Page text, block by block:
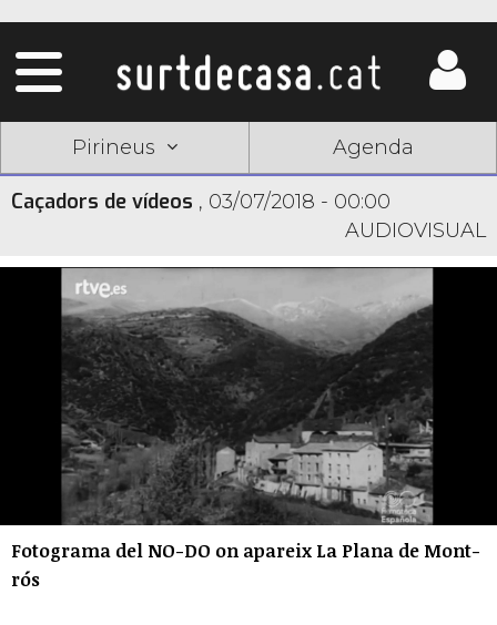
Pirineus Agenda
Caçadors de vídeos , 03/07/2018 - 00:00
AUDIOVISUAL
Fotograma del NO-DO on apareix La Plana de Mont-
rós